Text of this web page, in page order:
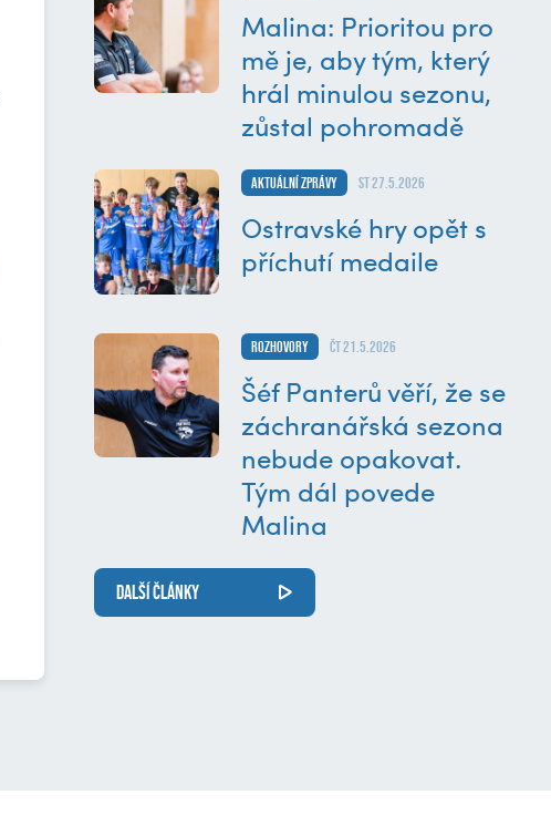
Malina: Prioritou pro
mě je, aby tým, který
hrál minulou sezonu,
zůstal pohromadě
Aktuální zprávy st 27.5.2026
Ostravské hry opět s
příchutí medaile
Rozhovory čt 21.5.2026
Šéf Panterů věří, že se
záchranářská sezona
nebude opakovat.
Tým dál povede
Malina
DALŠÍ ČLÁNKY